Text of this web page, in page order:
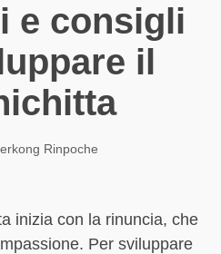
e consigli
il
Rinpoche
inizia con la rinuncia, che
Per sviluppare